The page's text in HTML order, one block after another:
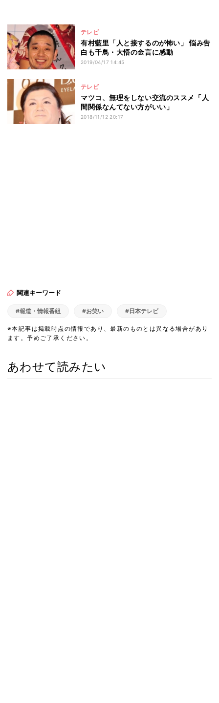
テレビ
有村藍里「人と接するのが怖い」 悩み告
白も千鳥・大悟の金言に感動
2019/04/17 14:45
テレビ
マツコ、無理をしない交流のススメ「人
間関係なんてない方がいい」
2018/11/12 20:17
関連キーワード
#報道・情報番組 #お笑い #日本テレビ
※本記事は掲載時点の情報であり、最新のものとは異なる場合があり
ます。予めご了承ください。
あわせて読みたい